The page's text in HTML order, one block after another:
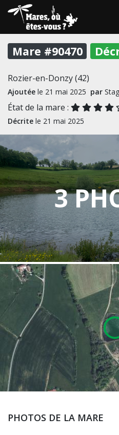
Mare #90470
Rozier-en-Donzy (42)
Ajoutée le 21 mai 2025 par
État de la mare :
Décrite le 21 mai 2025
3
PHOTOS DE LA MARE